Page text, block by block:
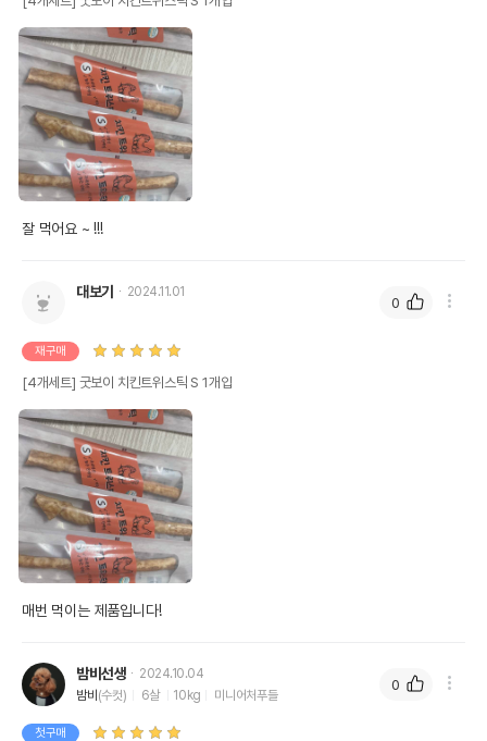
잘 먹어요 ~ !!!
대보기 2024.11.01
재구매
[4개세트] 굿보이 치킨트위스틱 S 1개입
매번 먹이는 제품입니다!
0
밤비선생
2024.10.04
밤비 (수컷) 6살 10kg 미니어처푸들
첫구매
0